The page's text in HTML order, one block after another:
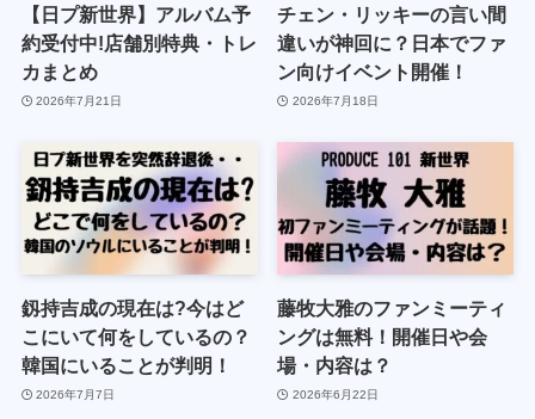
【日プ新世界】アルバム予
約受付中!店舗別特典・トレ
カまとめ
2026年7月21日
チェン・リッキーの言い間
違いが神回に？日本でファ
ン向けイベント開催！
2026年7月18日
釼持吉成の現在は?今はど
こにいて何をしているの？
韓国にいることが判明！
2026年7月7日
藤牧大雅のファンミーティ
ングは無料！開催日や会
場・内容は？
2026年6月22日